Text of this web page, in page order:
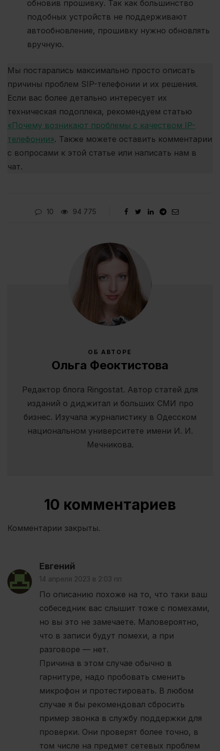
обновив прошивку. Так как большинство
подобных устройств не поддерживают
автообновление, прошивку нужно обновлять
вручную.
Мы постарались максимально просто описать
причины проблем SIP-телефонии и их решения.
Если вас более детально интересует их
техническая подоплека, рекомендуем статью
«Почему возникают проблемы с качеством IP-
телефонии». Также можете оставить комментарии
с вопросами к этой статье или написать нам в
чат.
10 94 775
ОБ АВТОРЕ
Ольга Феоктистова
Редактор блога Ringostat. Автор статей для
изданий о диджитал и больших СМИ про
бизнес. Изучала журналистику в Одесском
национальном университете имени И. И.
Мечникова.
10 комментариев
Комментарии закрыты.
Евгений
14 апреля 2023 в 2:03 пп
По описанию похоже на то, что таки ваш
собеседник вас слышит тоже с помехами,
но вы это не замечаете. Маловероятно,
что в записи будут помехи, а при
разговоре — нет.
Причина в этом случае обычно в
гарнитуре, надо пробовать сменить
микрофон и протестировать. В любом
случае я бы рекомендовал сбросить
пример звонка в службу поддержки для
проверки. Они проверят более точно, в
том числе на предмет сетевых проблем